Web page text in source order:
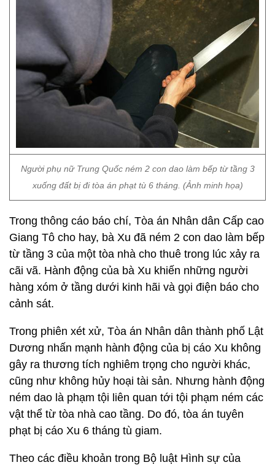
Người phụ nữ Trung Quốc ném 2 con dao làm bếp từ tầng 3
xuống đất bị đi tòa án phạt tù 6 tháng. (Ảnh minh họa)
Trong thông cáo báo chí, Tòa án Nhân dân Cấp cao
Giang Tô cho hay, bà Xu đã ném 2 con dao làm bếp
từ tầng 3 của một tòa nhà cho thuê trong lúc xảy ra
cãi vã. Hành động của bà Xu khiến những người
hàng xóm ở tầng dưới kinh hãi và gọi điện báo cho
cảnh sát.
Trong phiên xét xử, Tòa án Nhân dân thành phố Lật
Dương nhấn mạnh hành động của bị cáo Xu không
gây ra thương tích nghiêm trọng cho người khác,
cũng như không hủy hoại tài sản. Nhưng hành động
ném dao là phạm tội liên quan tới tội phạm ném các
vật thể từ tòa nhà cao tầng. Do đó, tòa án tuyên
phạt bị cáo Xu 6 tháng tù giam.
Theo các điều khoản trong Bộ luật Hình sự của